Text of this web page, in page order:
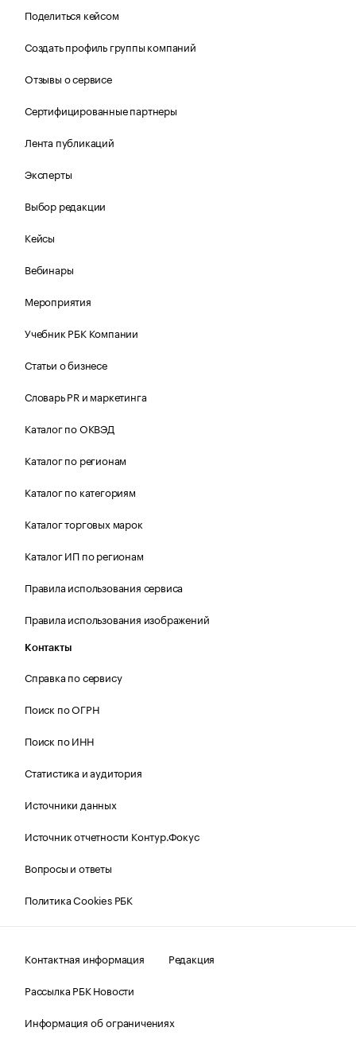
Поделиться кейсом
Создать профиль группы компаний
Отзывы о сервисе
Сертифицированные партнеры
Лента публикаций
Эксперты
Выбор редакции
Кейсы
Вебинары
Мероприятия
Учебник РБК Компании
Статьи о бизнесе
Словарь PR и маркетинга
Каталог по ОКВЭД
Каталог по регионам
Каталог по категориям
Каталог торговых марок
Каталог ИП по регионам
Правила использования сервиса
Правила использования изображений
Контакты
Справка по сервису
Поиск по ОГРН
Поиск по ИНН
Статистика и аудитория
Источники данных
Источник отчетности Контур.Фокус
Вопросы и ответы
Политика Cookies РБК
Контактная информация
Редакция
Рассылка РБК Новости
Информация об ограничениях